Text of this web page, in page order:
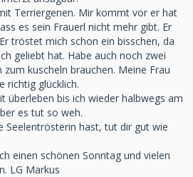
Terriergenen. Mir kommt vor er hat
es sein Frauerl nicht mehr gibt. Er
tröstet mich schon ein bisschen, da
geliebt hat. Habe auch noch zwei
kuscheln brauchen. Meine Frau
richtig glücklich.
überleben bis ich wieder halbwegs am
es tut so weh.
Seelentrösterin hast, tut dir gut wie
einen schönen Sonntag und vielen
LG Markus